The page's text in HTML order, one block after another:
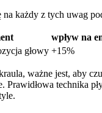
każdy z tych uwag
wpływ na
głowy +15%
ważne jest, aby
Prawidłowa technika